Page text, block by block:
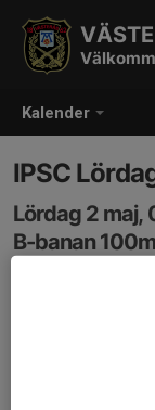
Kalender
IPSC
Lördag 2
B-banan 100m
100m påverkas